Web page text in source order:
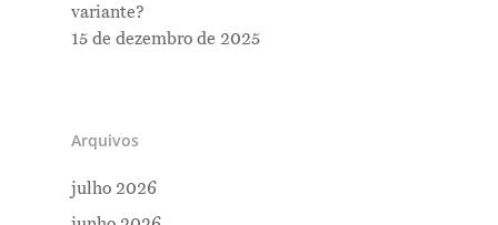
variante?
15 de dezembro de 2025
Arquivos
julho 2026